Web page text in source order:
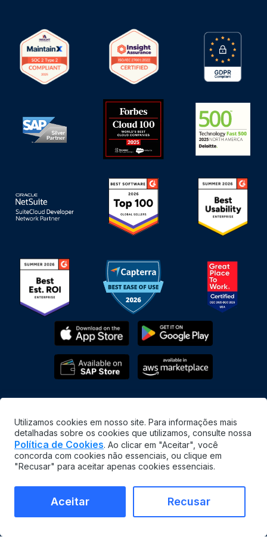
Português
MaintainX® is a registered trademark of MaintainX Inc.
Termos e condições
Utilizamos cookies em nosso site. Para informações mais
detalhadas sobre os cookies que utilizamos, consulte nossa
Política de Cookies. Ao clicar em "Aceitar", você
concorda com cookies não essenciais, ou clique em
"Recusar" para aceitar apenas cookies essenciais.
Aceitar Recusar